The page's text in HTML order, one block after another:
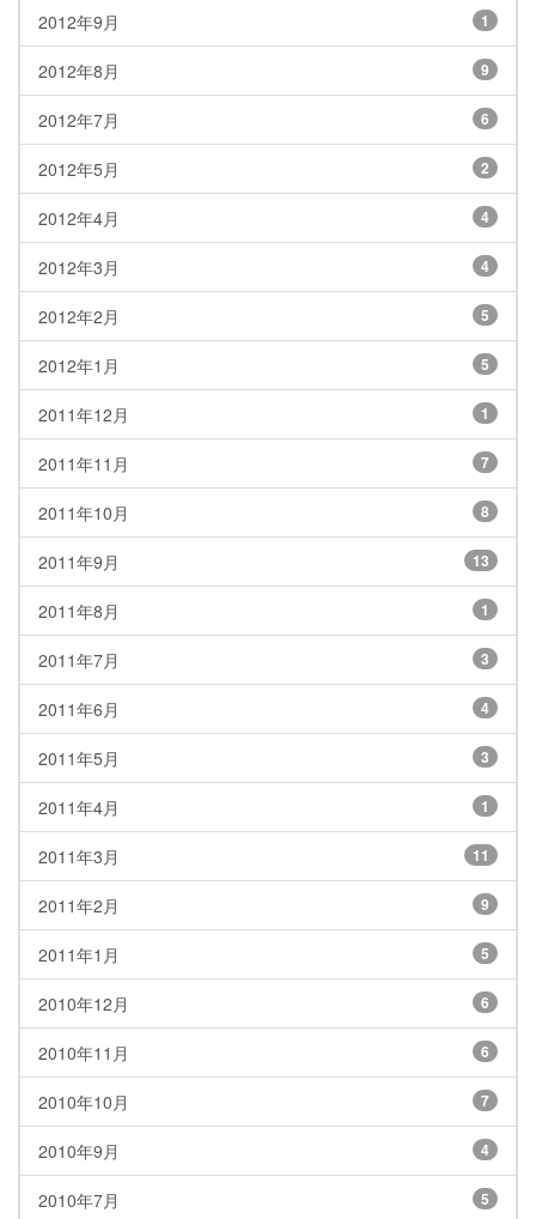
2012年9月 1
2012年8月 9
2012年7月 6
2012年5月 2
2012年4月 4
2012年3月 4
2012年2月 5
2012年1月 5
2011年12月 1
2011年11月 7
2011年10月 8
2011年9月 13
2011年8月 1
2011年7月 3
2011年6月 4
2011年5月 3
2011年4月 1
2011年3月 11
2011年2月 9
2011年1月 5
2010年12月 6
2010年11月 6
2010年10月 7
2010年9月 4
2010年7月 5